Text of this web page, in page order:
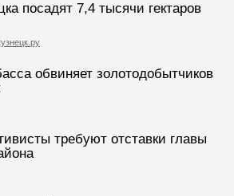
посадят 7,4 тысячи гектаров
обвиняет золотодобытчиков
требуют отставки главы